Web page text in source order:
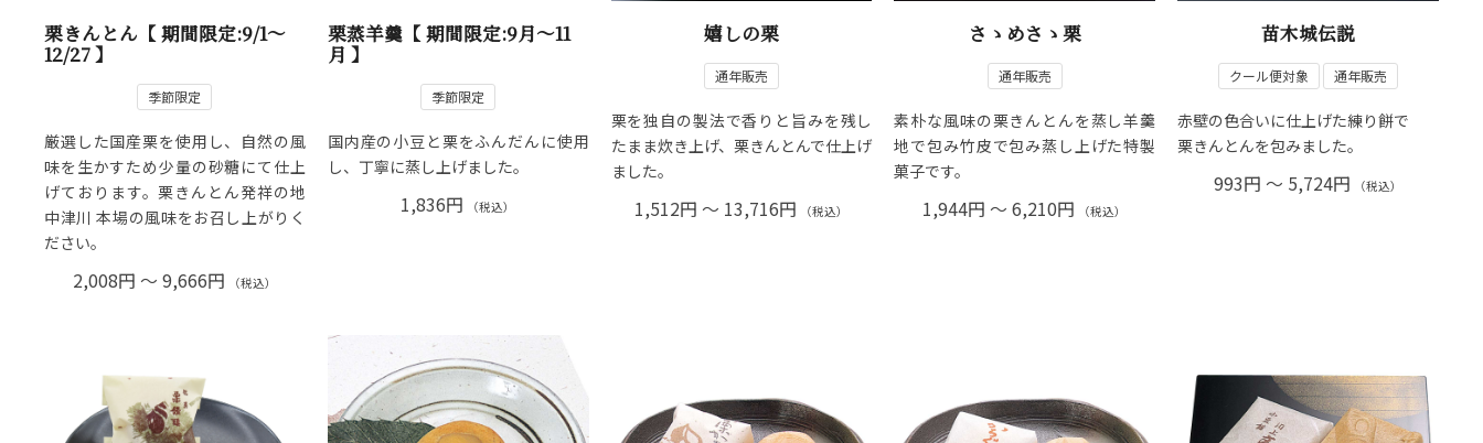
栗きんとん【 期間限定:9/1～
12/27 】
季節限定
厳選した国産栗を使用し、自然の風
味を生かすため少量の砂糖にて仕上
げております。栗きんとん発祥の地
中津川 本場の風味をお召し上がりく
ださい。
2,008円 ～ 9,666円 （税込）
栗蒸羊羹【 期間限定:9月～11
月 】
季節限定
国内産の小豆と栗をふんだんに使用
し、丁寧に蒸し上げました。
1,836円 （税込）
嬉しの栗
通年販売
栗を独自の製法で香りと旨みを残し
たまま炊き上げ、栗きんとんで仕上げ
ました。
1,512円 ～ 13,716円 （税込）
さゝめさゝ栗
通年販売
素朴な風味の栗きんとんを蒸し羊羹
地で包み竹皮で包み蒸し上げた特製
菓子です。
1,944円 ～ 6,210円 （税込）
苗木城伝説
クール便対象 通年販売
赤壁の色合いに仕上げた練り餅で
栗きんとんを包みました。
993円 ～ 5,724円 （税込）